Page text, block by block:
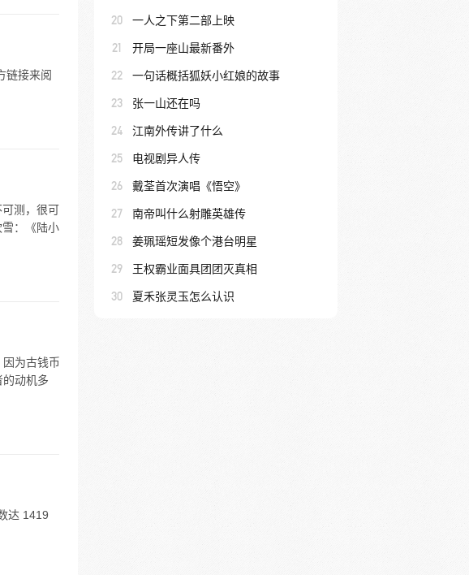
链接来阅
测，很可
：《陆小
为古钱币
动机多
达 1419
20 一人之下第二部上映
21 开局一座山最新番外
22 一句话概括狐妖小红娘的故事
23 张一山还在吗
24 江南外传讲了什么
25 电视剧异人传
26 戴荃首次演唱《悟空》
27 南帝叫什么射雕英雄传
28 姜珮瑶短发像个港台明星
29 王权霸业面具团团灭真相
30 夏禾张灵玉怎么认识